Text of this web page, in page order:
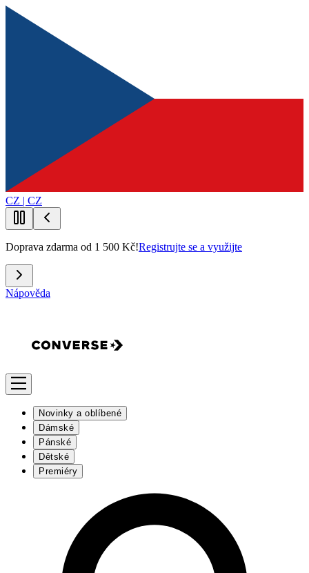
CZ | CZ
Doprava zdarma od 1 500 Kč!Registrujte se a využijte
Nápověda
Novinky a oblíbené
Dámské
Pánské
Dětské
Premiéry